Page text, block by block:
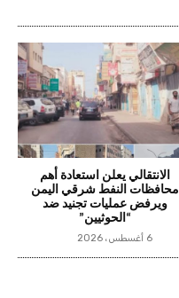
الانتقالي يعلن استعادة أهم
محافظات النفط شرقي اليمن
ويرفض عمليات تجنيد ضد
“الحوثيين”
6 أغسطس، 2026